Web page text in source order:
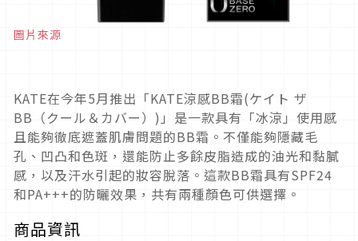
圖片來源
KATE在今年5月推出「KATE涼感BB霜(ケイト ザ
BB（クール＆カバー）)」是一款具有「冰涼」使用感
且能夠徹底遮蓋肌膚問題的BB霜。不僅能夠隱藏毛
孔、凹凸和色斑，還能防止多餘皮脂造成的油光和黏膩
感，以及汗水引起的妝容脫落。這款BB霜具有SPF24
和PA+++的防曬效果，共有兩種顏色可供選擇。
商品資訊